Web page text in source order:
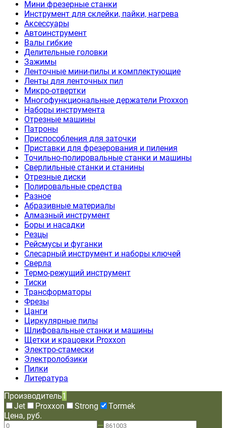
Мини фрезерные станки
Инструмент для склейки, пайки, нагрева
Аксессуары
Автоинструмент
Валы гибкие
Делительные головки
Зажимы
Ленточные мини-пилы и комплектующие
Ленты для ленточных пил
Микро-отвертки
Многофункциональные держатели Proxxon
Наборы инструмента
Отрезные машины
Патроны
Приспособления для заточки
Приставки для фрезерования и пиления
Точильно-полировальные станки и машины
Сверлильные станки и станины
Отрезные диски
Полировальные средства
Разное
Абразивные материалы
Алмазный инструмент
Боры и насадки
Резцы
Рейсмусы и фуганки
Слесарный инструмент и наборы ключей
Сверла
Термо-режущий инструмент
Тиски
Трансформаторы
Фрезы
Цанги
Циркулярные пилы
Шлифовальные станки и машины
Щетки и крацовки Proxxon
Электро-стамески
Электролобзики
Пилки
Литература
Производитель1
Jet
Proxxon Strong
Tormek
Цена, руб.
—